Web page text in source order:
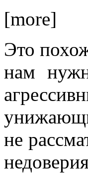
[more]
Это
нам
не